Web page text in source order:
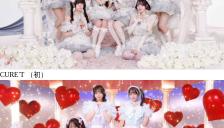
CURE'T （初）